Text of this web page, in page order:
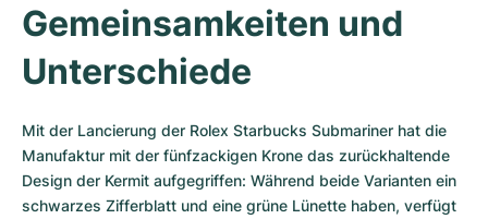
Gemeinsamkeiten und
Unterschiede
Mit der Lancierung der Rolex Starbucks Submariner hat die
Manufaktur mit der fünfzackigen Krone das zurückhaltende
Design der Kermit aufgegriffen: Während beide Varianten ein
schwarzes Zifferblatt und eine grüne Lünette haben, verfügt